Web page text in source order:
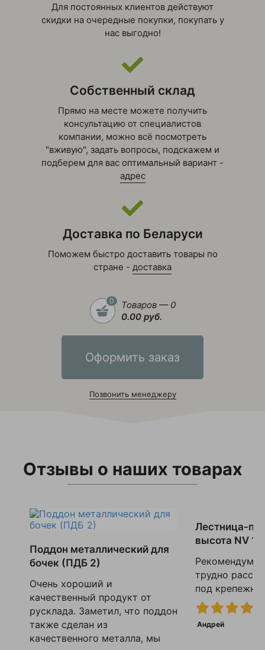
Для постоянных клиентов действуют
скидки на очередные покупки, покупать у
нас выгодно!
Собственный склад
Прямо на месте можете получить
консультацию от специалистов
компании, можно всё посмотреть
"вживую", задать вопросы, подскажем и
подберем для вас оптимальный вариант -
адрес
Доставка по Беларуси
Поможем быстро доставить товары по
стране - доставка
0
Товаров — 0
0.00 руб.
Оформить заказ
Позвонить менеджеру
Отзывы о наших товарах
Поддон металлический для
бочек (ПДБ 2)
Очень хороший и
качественный продукт от
русклада. Заметил, что поддон
также сделан из
качественного металла, мы
Лестница-
высота NV
Рекомендум
трудно
под
Андрей